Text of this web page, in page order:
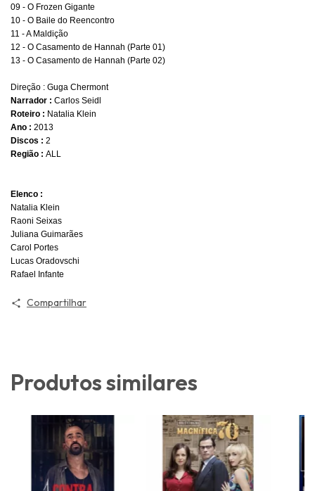
09 - O Frozen Gigante
10 - O Baile do Reencontro
11 - A Maldição
12 - O Casamento de Hannah (Parte 01)
13 - O Casamento de Hannah (Parte 02)
Direção : Guga Chermont
Narrador : Carlos Seidl
Roteiro : Natalia Klein
Ano : 2013
Discos : 2
Região : ALL
Elenco :
Natalia Klein
Raoni Seixas
Juliana Guimarães
Carol Portes
Lucas Oradovschi
Rafael Infante
Compartilhar
Produtos similares